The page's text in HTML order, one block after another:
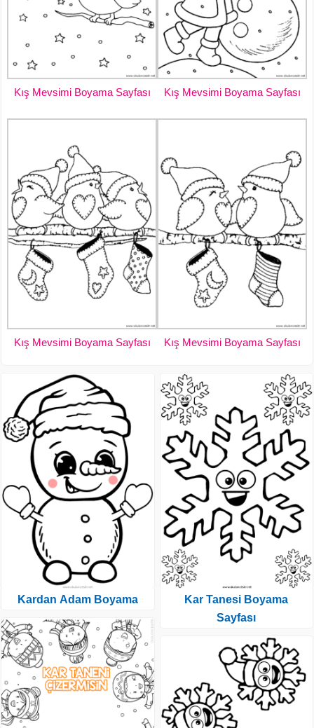
Kış Mevsimi Boyama Sayfası Kış Mevsimi Boyama Sayfası
Kış Mevsimi Boyama Sayfası Kış Mevsimi Boyama Sayfası
Kardan Adam Boyama
Kar Tanesi Boyama
Sayfası